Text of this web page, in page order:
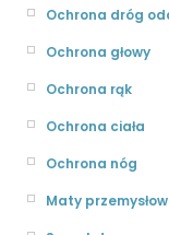
Ochrona dróg
Ochrona głowy
Ochrona rąk
Ochrona ciała
Ochrona nóg
Maty